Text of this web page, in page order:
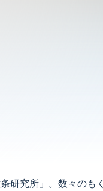
研究所」。数々のも